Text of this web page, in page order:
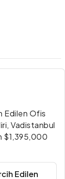
Edilen Ofis
Vadistanbul
$1,395,000
Edilen